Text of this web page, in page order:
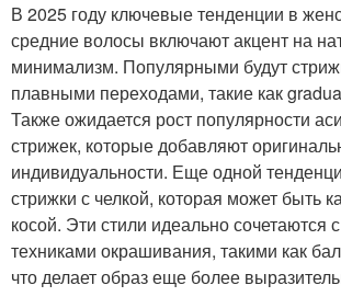
В 2025 году ключевые тенденции в
средние волосы включают акцент на
минимализм. Популярными будут
плавными переходами, такие как
Также ожидается рост популярности
стрижек, которые добавляют
индивидуальности. Еще одной
стрижки с челкой, которая может быть
косой. Эти стили идеально
техниками окрашивания, такими как
что делает образ еще более